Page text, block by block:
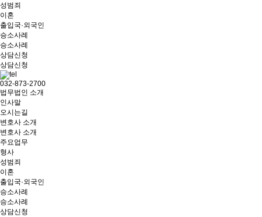
성범죄
이혼
출입국·외국인
승소사례
승소사례
상담신청
상담신청
032-873-2700
법무법인 소개
인사말
오시는길
변호사 소개
변호사 소개
주요업무
형사
성범죄
이혼
출입국·외국인
승소사례
승소사례
상담신청